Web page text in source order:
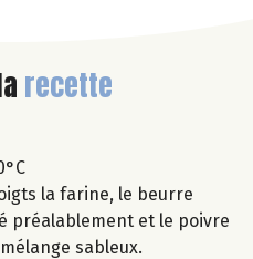
recette
la farine, le beurre
préalablement et le poivre
sableux.